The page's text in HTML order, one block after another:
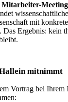
mit
Das Ergebnis: kein
mitnimmt
Vortrag bei